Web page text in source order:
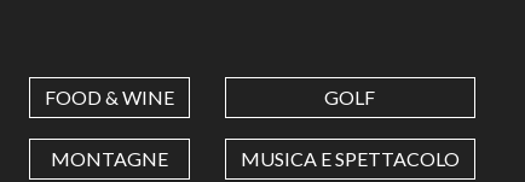
FOOD & WINE GOLF
MONTAGNE MUSICA E SPETTACOLO